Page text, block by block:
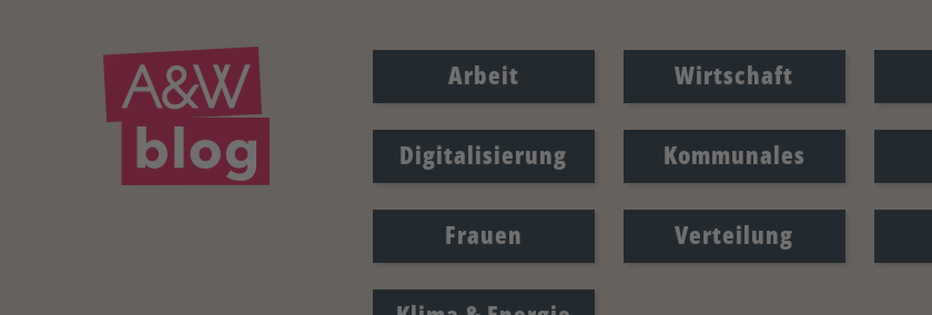
Arbeit Wirtschaft
Digitalisierung Kommunales
Frauen Verteilung